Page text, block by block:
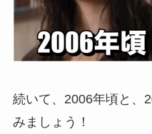
続いて、2006年頃と、
みましょう！